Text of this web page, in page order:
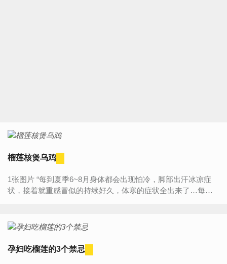
榴莲核煲乌鸡
1张图片 “每到夏季6~8月身体都会出现怕冷，脚部出汗冰凉症
状，接着就重感冒似的持续好久，体寒的症状全出来了…每年
孕妇吃榴莲的3个禁忌